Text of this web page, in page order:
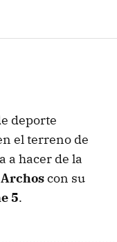
deporte
el terreno de
a hacer de la
Archoscon su
5.